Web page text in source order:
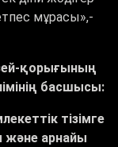
мұрасы»,-
қорығының
басшысы:
тізімге
және арнайы